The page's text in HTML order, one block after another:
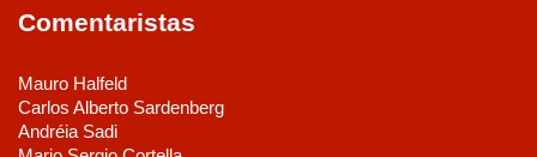
Comentaristas
Mauro Halfeld
Carlos Alberto Sardenberg
Andréia Sadi